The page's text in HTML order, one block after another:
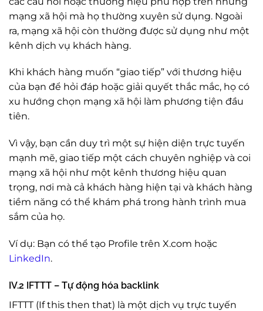
mạng xã hội mà họ thường xuyên sử dụng. Ngoài
ra, mạng xã hội còn thường được sử dụng như một
kênh dịch vụ khách hàng.
Khi khách hàng muốn “giao tiếp” với thương hiệu
của bạn để hỏi đáp hoặc giải quyết thắc mắc, họ có
xu hướng chọn mạng xã hội làm phương tiện đầu
tiên.
Vì vậy, bạn cần duy trì một sự hiện diện trực tuyến
mạnh mẽ, giao tiếp một cách chuyên nghiệp và coi
mạng xã hội như một kênh thương hiệu quan
trọng, nơi mà cả khách hàng hiện tại và khách hàng
tiềm năng có thể khám phá trong hành trình mua
sắm của họ.
Ví dụ: Bạn có thể tạo Profile trên X.com hoặc
LinkedIn.
IV.2 IFTTT – Tự động hóa backlink
IFTTT (If this then that) là một dịch vụ trực tuyến